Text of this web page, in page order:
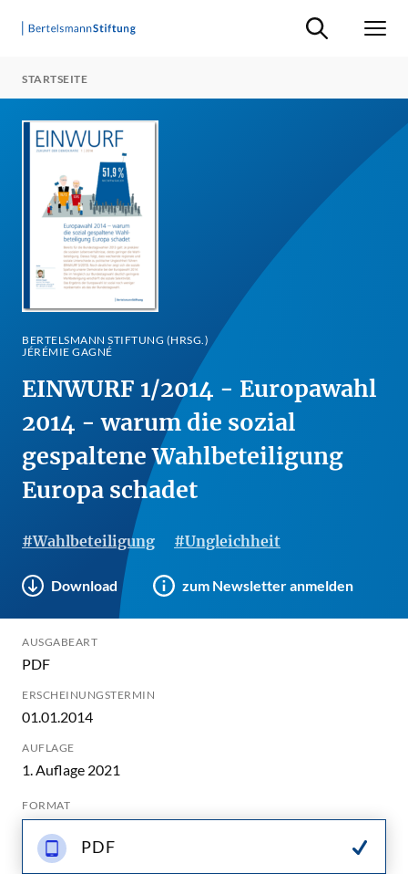
Suche ein-/
STARTSEITE
BERTELSMANN STIFTUNG (HRSG.)
JÉRÉMIE GAGNÉ
EINWURF 1/2014 - Europawahl
2014 - warum die sozial
gespaltene Wahlbeteiligung
Europa schadet
#Wahlbeteiligung #Ungleichheit
Download zum Newsletter anmelden
AUSGABEART
PDF
ERSCHEINUNGSTERMIN
01.01.2014
AUFLAGE
1. Auflage 2021
FORMAT
PDF